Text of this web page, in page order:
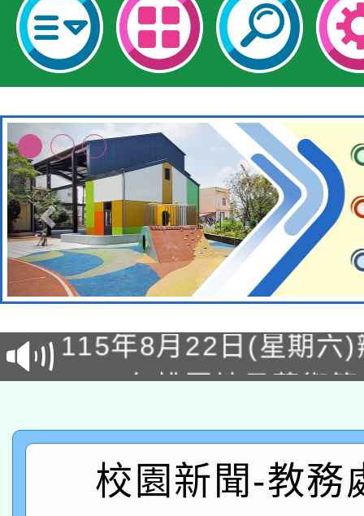
轉知經濟部水利署委託
業技術研究院辦理「
用水績優單位及節水達
動」
115年8月22日(星期六
桃園市孔廟祈福系列
開 智慧啟航」
2026年桃園地景藝術
關事宜
轉知教育部國民及學前
國立臺灣師範大學辦
函轉國家教育研究院
校園新聞-教務